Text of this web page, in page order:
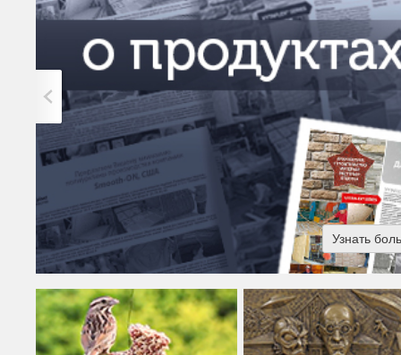
Узнать